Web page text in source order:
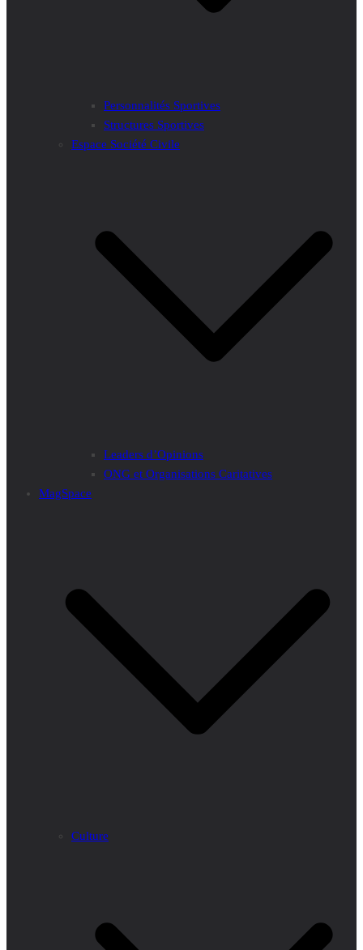
Personnalités Sportives
Structures Sportives
Espace Société Civile
Leaders d’Opinions
ONG et Organisations Caritatives
MagSpace
Culture